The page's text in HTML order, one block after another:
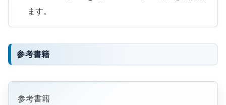
ます。
参考書籍
参考書籍